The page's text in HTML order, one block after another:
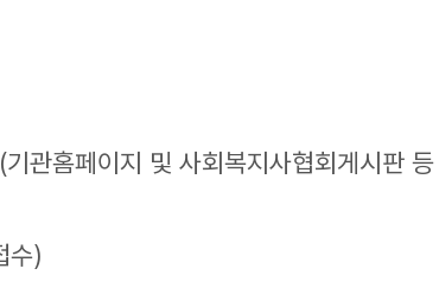
관홈페이지 및 사회복지사협회게시판
수)